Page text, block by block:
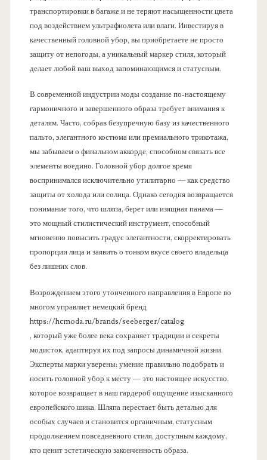
транспортировки в багаже и не теряют насыщенности цвета
под воздействием ультрафиолета или влаги. Инвестируя в
качественный головной убор, вы приобретаете не просто
защиту от непогоды, а уникальный маркер стиля, который
делает любой ваш выход запоминающимся и статусным.
В современной индустрии моды создание по-настоящему
гармоничного и завершенного образа требует внимания к
деталям. Часто, собрав безупречную базу из качественного
пальто, элегантного костюма или премиального трикотажа,
мы забываем о финальном аккорде, способном связать все
элементы воедино. Головной убор долгое время
воспринимался исключительно утилитарно — как средство
защиты от холода или солнца. Однако сегодня возвращается
понимание того, что шляпа, берет или изящная панама —
это мощный стилистический инструмент, способный
мгновенно повысить градус элегантности, скорректировать
пропорции лица и заявить о тонком вкусе своего владельца
без лишних слов.
Возрождением этого утонченного направления в Европе во
многом управляет немецкий бренд
https://hcmoda.ru/brands/seeberger/catalog
, который уже более века сохраняет традиции и секреты
модисток, адаптируя их под запросы динамичной жизни.
Эксперты марки уверены: умение правильно подобрать и
носить головной убор к месту — это настоящее искусство,
которое возвращает в наш гардероб ощущение изысканного
европейского шика. Шляпа перестает быть деталью для
особых случаев и становится органичным, статусным
продолжением повседневного стиля, доступным каждому,
кто ценит эстетическую законченность образа.